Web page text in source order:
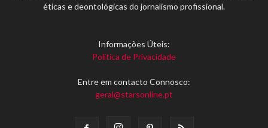
éticas e deontológicas do jornalismo profissional.
Informações Úteis:
Política de Privacidade
Entre em contacto Connosco:
geral@starsonline.pt